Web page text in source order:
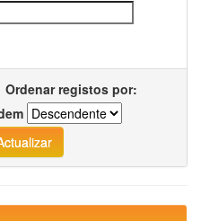
Ordenar registos por: